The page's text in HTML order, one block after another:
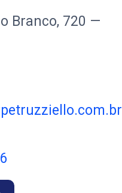
Branco, 720 —